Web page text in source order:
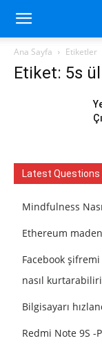
Ana Sayfa Etiketler
Etiket: 5s
Latest Questions
Mindfulness
Ethereum
Facebook
nasıl
Bilgisayarı
Redmi Note 9S -